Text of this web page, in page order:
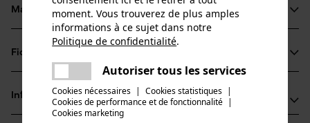
Détails du produit
Type dactivité
Séjour dans un environnement bruyant, Protéger
Groupe dâge
Matériau & entretien
Matériau
Détails de la doublure
Rembourrage doux
Fiches techniques
Fiche de données de sécurité du produit (PDF)
Informations fabricant
moment. Vous trouverez de plus amples
informations à ce sujet dans notre
Politique de confidentialité.
Autoriser tous les services
Cookies nécessaires | Cookies statistiques |
Cookies de performance et de fonctionnalité |
Cookies marketing
Une erreur s'est produite. Veuillez
essayer encore.
partager
partager
mail